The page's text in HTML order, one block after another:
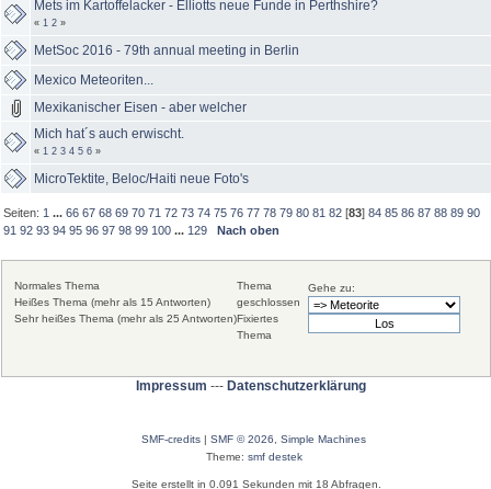
Mets im Kartoffelacker - Elliotts neue Funde in Perthshire?
« 1 2 »
MetSoc 2016 - 79th annual meeting in Berlin
Mexico Meteoriten...
Mexikanischer Eisen - aber welcher
Mich hat´s auch erwischt.
« 1 2 3 4 5 6 »
MicroTektite, Beloc/Haiti neue Foto's
Seiten: 1 ...66 67 68 69 70 71 72 73 74 75 76 77 78 79 80 81 82 [83]84 85 86 87 88 89 90
91 92 93 94 95 96 97 98 99 100 ... 129 Nach oben
Gehe zu:
Normales Thema
Heißes Thema (mehr als 15 Antworten)
Sehr heißes Thema (mehr als 25 Antworten)
Thema
geschlossen
Fixiertes
Thema
Impressum --- Datenschutzerklärung
SMF-credits | SMF © 2026
Simple Machines
Theme: smf destek
Seite erstellt in 0.091 Sekunden mit 18 Abfragen.